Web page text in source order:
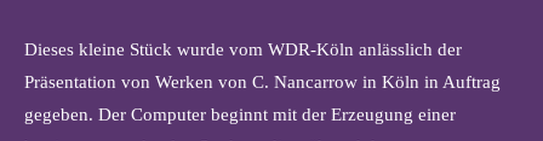
Dieses kleine Stück wurde vom WDR-Köln anlässlich der
Präsentation von Werken von C. Nancarrow in Köln in Auftrag
gegeben. Der Computer beginnt mit der Erzeugung einer